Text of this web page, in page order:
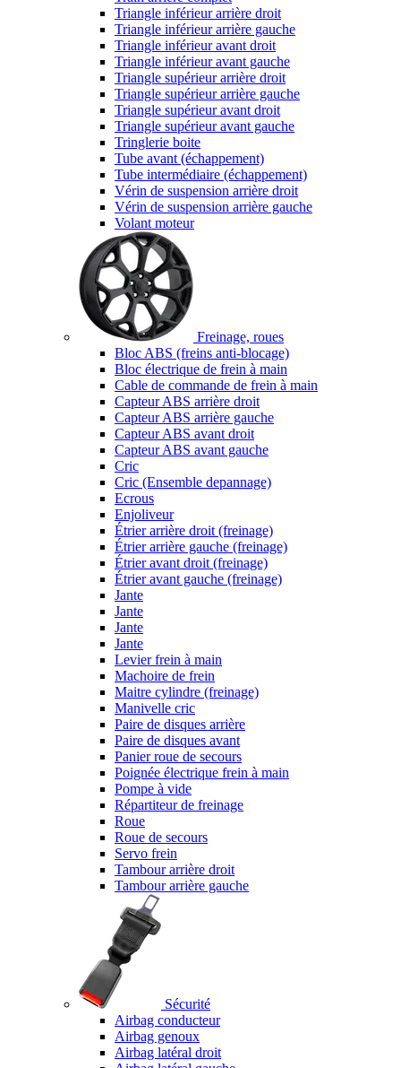
Triangle inférieur arrière droit
Triangle inférieur arrière gauche
Triangle inférieur avant droit
Triangle inférieur avant gauche
Triangle supérieur arrière droit
Triangle supérieur arrière gauche
Triangle supérieur avant droit
Triangle supérieur avant gauche
Tringlerie boite
Tube avant (échappement)
Tube intermédiaire (échappement)
Vérin de suspension arrière droit
Vérin de suspension arrière gauche
Volant moteur
Freinage, roues
Bloc ABS (freins anti-blocage)
Bloc électrique de frein à main
Cable de commande de frein à main
Capteur ABS arrière droit
Capteur ABS arrière gauche
Capteur ABS avant droit
Capteur ABS avant gauche
Cric
Cric (Ensemble depannage)
Ecrous
Enjoliveur
Étrier arrière droit (freinage)
Étrier arrière gauche (freinage)
Étrier avant droit (freinage)
Étrier avant gauche (freinage)
Jante
Jante
Jante
Jante
Levier frein à main
Machoire de frein
Maitre cylindre (freinage)
Manivelle cric
Paire de disques arrière
Paire de disques avant
Panier roue de secours
Poignée électrique frein à main
Pompe à vide
Répartiteur de freinage
Roue
Roue de secours
Servo frein
Tambour arrière droit
Tambour arrière gauche
Sécurité
Airbag conducteur
Airbag genoux
Airbag latéral droit